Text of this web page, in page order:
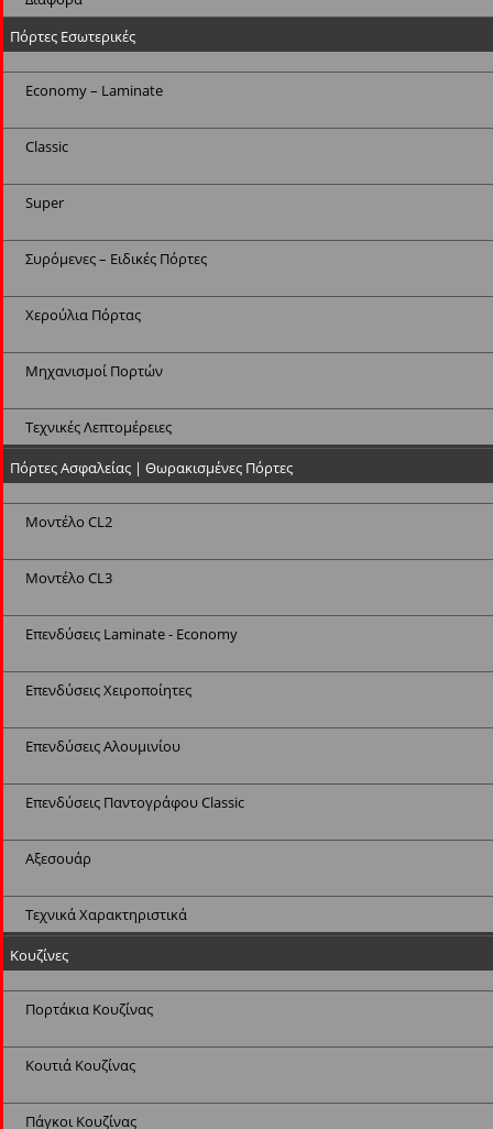
Πόρτες Εσωτερικές
Economy – Laminate
Classic
Super
Συρόμενες – Ειδικές Πόρτες
Χερούλια Πόρτας
Μηχανισμοί Πορτών
Τεχνικές Λεπτομέρειες
Πόρτες Ασφαλείας | Θωρακισμένες Πόρτες
Μοντέλο CL2
Μοντέλο CL3
Επενδύσεις Laminate - Economy
Επενδύσεις Χειροποίητες
Επενδύσεις Αλουμινίου
Επενδύσεις Παντογράφου Classic
Αξεσουάρ
Τεχνικά Χαρακτηριστικά
Κουζίνες
Πορτάκια Κουζίνας
Κουτιά Κουζίνας
Πάγκοι Κουζίνας